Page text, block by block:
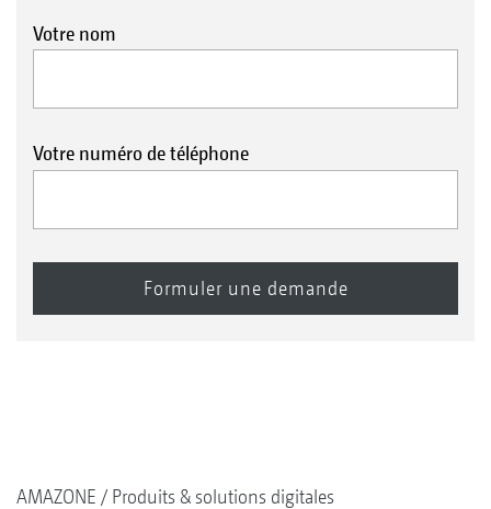
Votre nom
Votre numéro de téléphone
AMAZONE
Produits & solutions digitales